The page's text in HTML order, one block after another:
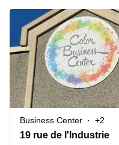
Business Center +2
19 rue de l'Industrie